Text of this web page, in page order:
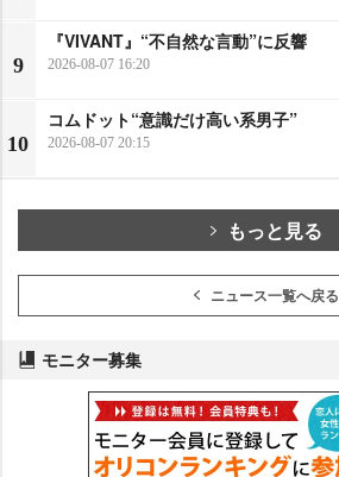
9
『VIVANT』“不自然な言動”に反響
2026-08-07 16:20
10
コムドット“意識だけ高い系男子”
2026-08-07 20:15
もっと見る
ニュース一覧へ戻る
モニター募集